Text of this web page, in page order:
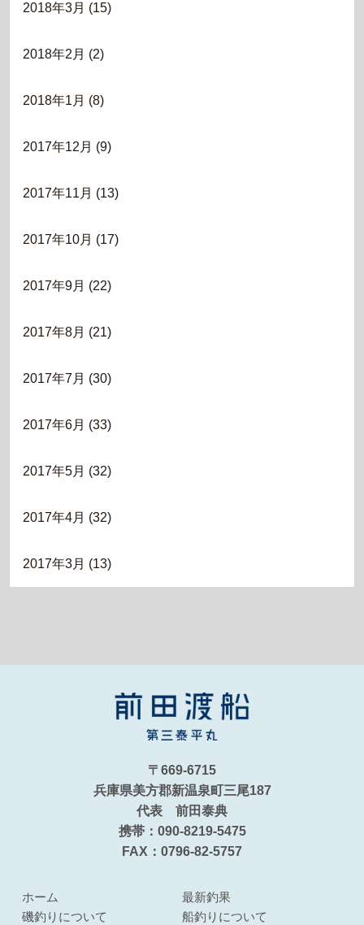
2018年3月 (15)
2018年2月 (2)
2018年1月 (8)
2017年12月 (9)
2017年11月 (13)
2017年10月 (17)
2017年9月 (22)
2017年8月 (21)
2017年7月 (30)
2017年6月 (33)
2017年5月 (32)
2017年4月 (32)
2017年3月 (13)
〒669-6715
兵庫県美方郡新温泉町三尾187
代表 前田泰典
携帯：090-8219-5475
FAX：0796-82-5757
ホーム
最新釣果
磯釣りについて
船釣りについて